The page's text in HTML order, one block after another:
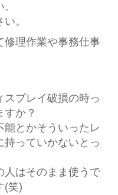
。
修理作業や事務仕事
スプレイ破損の時っ
か？
能とかそういったレ
っていかないとっ
人はそのまま使うで
(笑)